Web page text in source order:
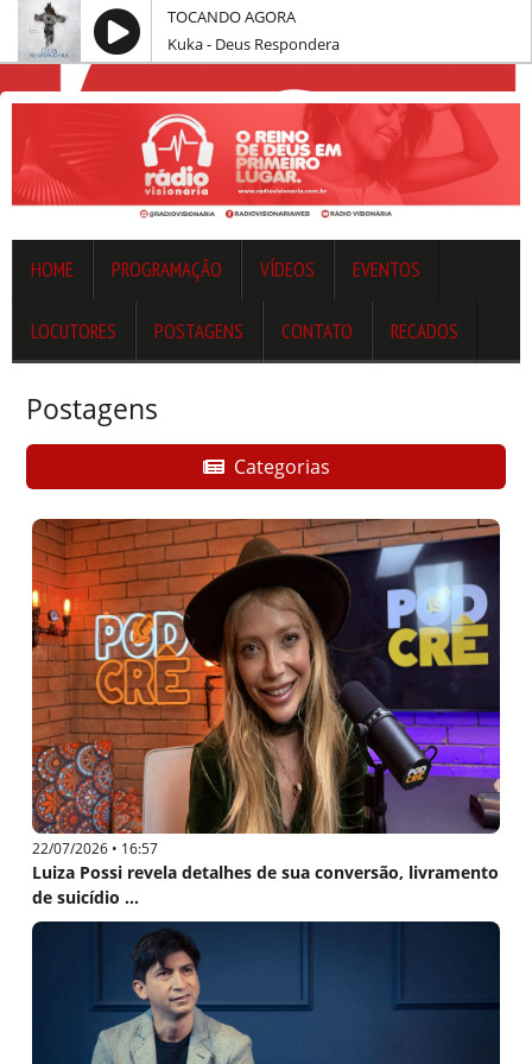
TOCANDO AGORA
Kuka - Deus Respondera
HOME PROGRAMAÇÃO VÍDEOS EVENTOS
LOCUTORES POSTAGENS CONTATO RECADOS
Postagens
Categorias
22/07/2026 • 16:57
Luiza Possi revela detalhes de sua conversão, livramento
de suicídio ...